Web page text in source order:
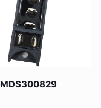
MDS300829